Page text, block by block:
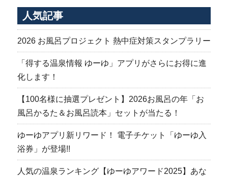
ン
人気記事
2026 お風呂プロジェクト 熱中症対策スタンプラリー
「得する温泉情報 ゆーゆ」アプリがさらにお得に進
化します！
【100名様に抽選プレゼント】2026お風呂の年「お
風呂かるた＆お風呂読本」セットが当たる！
ゆーゆアプリ新リワード！ 電子チケット「ゆーゆ入
浴券」が登場!!
人気の温泉ランキング【ゆーゆアワード2025】あな